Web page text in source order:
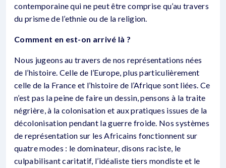
contemporaine qui ne peut être comprise qu’au travers
du prisme de l’ethnie ou de la religion.
Comment en est-on arrivé là ?
Nous jugeons au travers de nos représentations nées
de l’histoire. Celle de l’Europe, plus particulièrement
celle de la France et l’histoire de l’Afrique sont liées. Ce
n’est pas la peine de faire un dessin, pensons à la traite
négrière, à la colonisation et aux pratiques issues de la
décolonisation pendant la guerre froide. Nos systèmes
de représentation sur les Africains fonctionnent sur
quatre modes : le dominateur, disons raciste, le
culpabilisant caritatif, l’idéaliste tiers mondiste et le